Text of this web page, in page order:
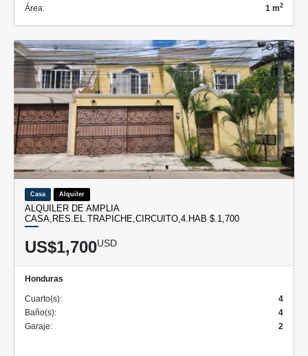
Área:
1 m2
Casa Alquiler
ALQUILER DE AMPLIA
CASA,RES.EL.TRAPICHE,CIRCUITO,4.HAB $.1,700
US$1,700USD
Honduras
Cuarto(s):
4
Baño(s):
4
Garaje:
2